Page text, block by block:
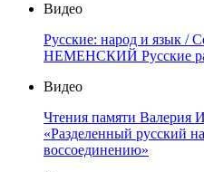
Видео
Русские: народ и язык
НЕМЕНСКИЙ Русские
Видео
Чтения памяти Валерия
«Разделенный русский
воссоединению»